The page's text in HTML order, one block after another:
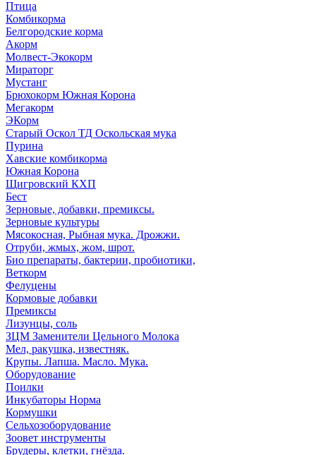
Птица
Комбикорма
Белгородские корма
Акорм
Молвест-Экокорм
Мираторг
Мустанг
Брюхокорм Южная Корона
Мегакорм
ЭКорм
Старый Оскол ТД Оскольская мука
Пурина
Хавские комбикорма
Южная Корона
Щигровский КХП
Бест
Зерновые, добавки, премиксы.
Зерновые культуры
Мясокосная, Рыбная мука. Дрожжи.
Отруби, жмых, жом, шрот.
Био препараты, бактерии, пробиотики,
Веткорм
Фелуцены
Кормовые добавки
Премиксы
Лизунцы, соль
ЗЦМ Заменители Цельного Молока
Мел, ракушка, известняк.
Крупы. Лапша. Масло. Мука.
Оборудование
Поилки
Инкубаторы Норма
Кормушки
Сельхозоборудование
Зоовет инструменты
Брудеры, клетки, гнёзда.